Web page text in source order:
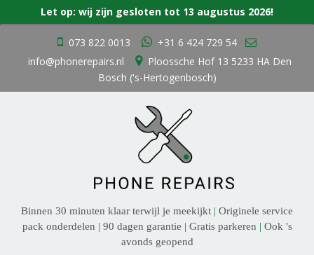
073 822 0013
+31 6 424 729 54
info@phonerepairs.nl
Ploossche Hof 13 5233 HA Den
Bosch ('s-Hertogenbosch)
Binnen 30 minuten klaar terwijl je meekijkt | Originele service
pack onderdelen | 90 dagen garantie | Gratis parkeren | Ook 's
avonds geopend
Let op: wij zijn gesloten tot 13 augustus 2026!